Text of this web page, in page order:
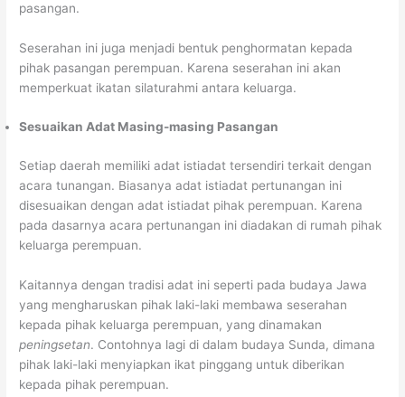
pasangan.
Seserahan ini juga menjadi bentuk penghormatan kepada
pihak pasangan perempuan. Karena seserahan ini akan
memperkuat ikatan silaturahmi antara keluarga.
Sesuaikan Adat Masing-masing Pasangan
Setiap daerah memiliki adat istiadat tersendiri terkait dengan
acara tunangan. Biasanya adat istiadat pertunangan ini
disesuaikan dengan adat istiadat pihak perempuan. Karena
pada dasarnya acara pertunangan ini diadakan di rumah pihak
keluarga perempuan.
Kaitannya dengan tradisi adat ini seperti pada budaya Jawa
yang mengharuskan pihak laki-laki membawa seserahan
kepada pihak keluarga perempuan, yang dinamakan
peningsetan. Contohnya lagi di dalam budaya Sunda, dimana
pihak laki-laki menyiapkan ikat pinggang untuk diberikan
kepada pihak perempuan.